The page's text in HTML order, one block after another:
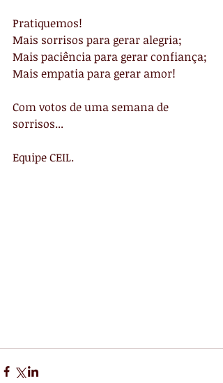
Pratiquemos!
Mais sorrisos para gerar alegria;
Mais paciência para gerar confiança;
Mais empatia para gerar amor!
Com votos de uma semana de
sorrisos...
Equipe CEIL.